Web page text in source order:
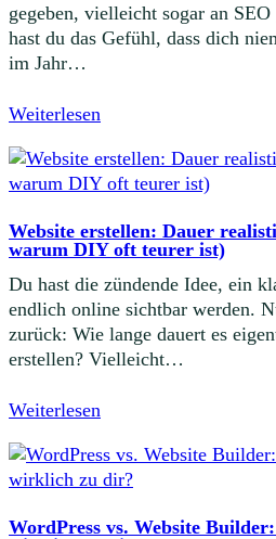
gegeben, vielleicht sogar an
hast du das Gefühl, dass dich
im Jahr…
Weiterlesen
Website erstellen: Dauer
warum DIY oft teurer ist)
Du hast die zündende Idee, ein
endlich online sichtbar werden.
zurück: Wie lange dauert es
erstellen? Vielleicht…
Weiterlesen
WordPress vs. Website